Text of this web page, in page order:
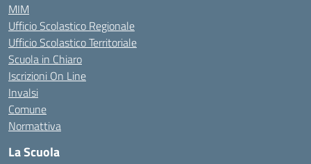
MIM
Ufficio Scolastico Regionale
Ufficio Scolastico Territoriale
Scuola in Chiaro
Iscrizioni On Line
Invalsi
Comune
Normattiva
La Scuola